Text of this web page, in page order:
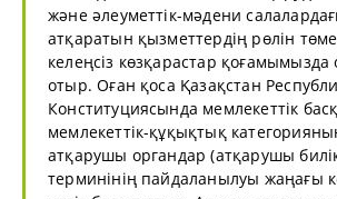
және әлеуметтік-мәдени
атқаратын қызметтердің рөлін
келеңсіз көзқарастар
отыр. Оған қоса Қазақстан
Конституциясында мемлекеттік
мемлекеттік-құқықтық
атқарушы органдар (атқарушы
терминінің пайдаланылуы жаңағы